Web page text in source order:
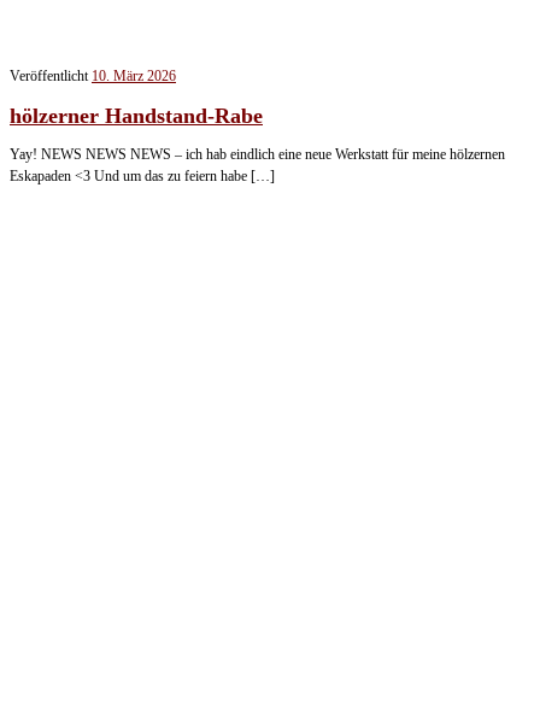
Veröffentlicht 10. März 2026
hölzerner Handstand-Rabe
Yay! NEWS NEWS NEWS – ich hab eindlich eine neue Werkstatt für meine hölzernen
Eskapaden <3 Und um das zu feiern habe […]